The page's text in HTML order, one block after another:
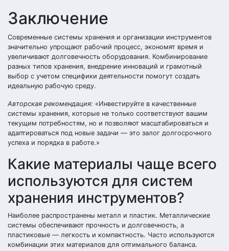
Заключение
Современные системы хранения и организации инструментов
значительно упрощают рабочий процесс, экономят время и
увеличивают долговечность оборудования. Комбинирование
разных типов хранения, внедрение инноваций и грамотный
выбор с учетом специфики деятельности помогут создать
идеальную рабочую среду.
Авторская рекомендация: «Инвестируйте в качественные
системы хранения, которые не только соответствуют вашим
текущим потребностям, но и позволяют масштабироваться и
адаптироваться под новые задачи — это залог долгосрочного
успеха и порядка в работе.»
Какие материалы чаще всего
используются для систем
хранения инструментов?
Наиболее распространены металл и пластик. Металлические
системы обеспечивают прочность и долговечность, а
пластиковые — легкость и компактность. Часто используются
комбинации этих материалов для оптимального баланса.